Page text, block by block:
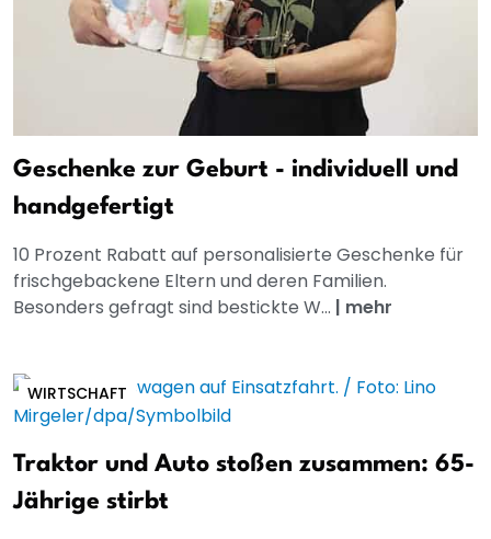
Geschenke zur Geburt - individuell und
handgefertigt
10 Prozent Rabatt auf personalisierte Geschenke für
frischgebackene Eltern und deren Familien.
Besonders gefragt sind bestickte W... | mehr
WIRTSCHAFT
Traktor und Auto stoßen zusammen: 65-
Jährige stirbt